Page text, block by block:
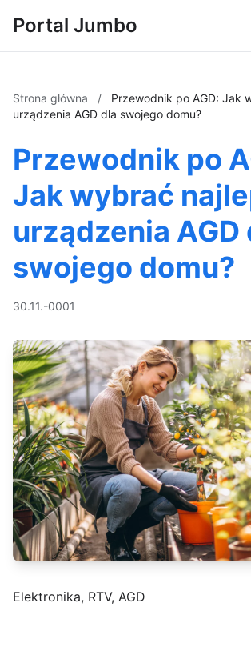
Portal Jumbo
Strona główna /
Przewodnik po AGD: Jak
urządzenia AGD dla swojego domu?
Przewodnik po
Jak wybrać
urządzenia AGD
swojego domu?
30.11.-0001
Elektronika, RTV, AGD